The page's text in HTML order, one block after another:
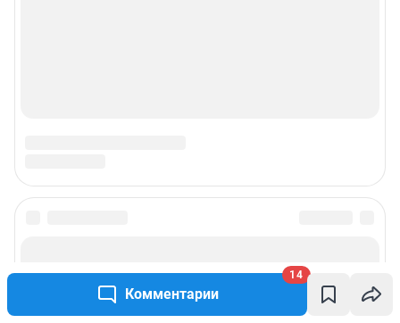
Комментарии
14